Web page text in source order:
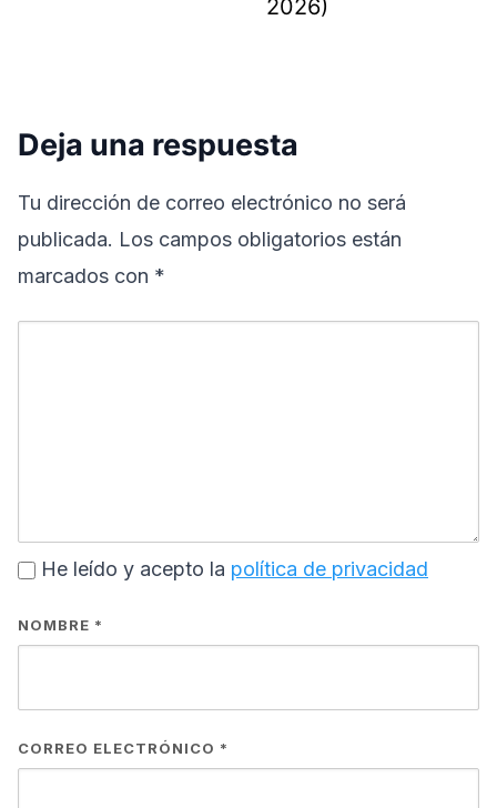
2026)
Deja una respuesta
Tu dirección de correo electrónico no será
publicada. Los campos obligatorios están
marcados con *
He leído y acepto la política de privacidad
NOMBRE *
CORREO ELECTRÓNICO *